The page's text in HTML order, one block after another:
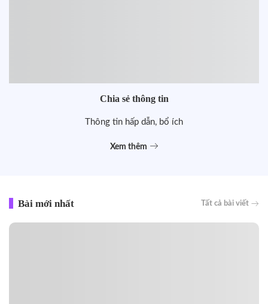
Chia sẻ thông tin
Thông tin hấp dẫn, bổ ích
Xem thêm
Bài mới nhất Tất cả bài viết